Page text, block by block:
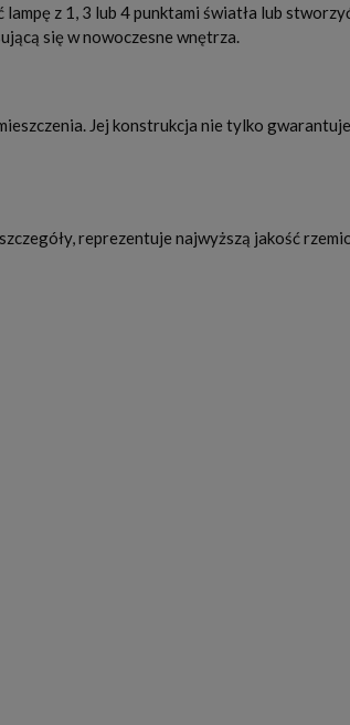
z 1, 3 lub 4 punktami światła lub
się w nowoczesne wnętrza.
Jej konstrukcja nie tylko
reprezentuje najwyższą jakość